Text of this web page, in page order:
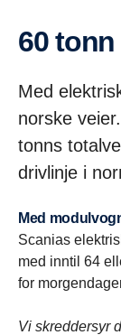
60
Med
norske
tonns
drivlinje i
Med
Scanias
med inntil 64
for
Vi skreddersyr